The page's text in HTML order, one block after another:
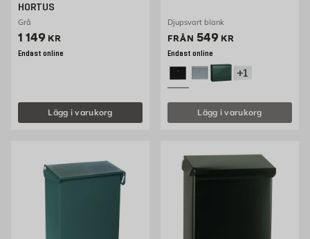
HORTUS
Grå
Pris 1149 kr
1 149 KR
Endast online
Lägg i varukorg
Djupsvart blank
FRÅN Pris 549 kr
549 KR
Endast online
+1
Lägg i varukorg